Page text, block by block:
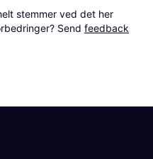
stemmer ved det her
Send feedback